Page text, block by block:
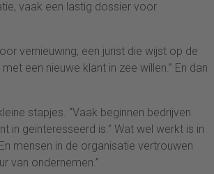
vaak een lastig dossier voor
vernieuwing; een jurist die wijst op de
een nieuwe klant in zee willen.” En dan
stapjes. “Vaak beginnen bedrijven
geïnteresseerd is.” Wat wel werkt is in
mensen in de organisatie vertrouwen
van ondernemen.”